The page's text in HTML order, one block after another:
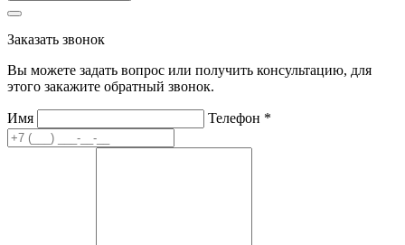
Заказать звонок
Вы можете задать вопрос или получить консультацию, для
этого закажите обратный звонок.
Имя Телефон *